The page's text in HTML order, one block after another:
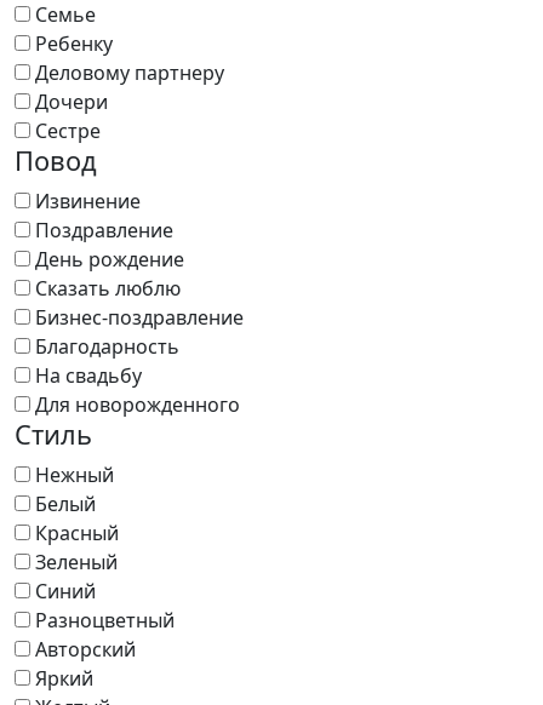
Семье
Ребенку
Деловому партнеру
Дочери
Сестре
Повод
Извинение
Поздравление
День рождение
Сказать люблю
Бизнес-поздравление
Благодарность
На свадьбу
Для новорожденного
Стиль
Нежный
Белый
Красный
Зеленый
Синий
Разноцветный
Авторский
Яркий